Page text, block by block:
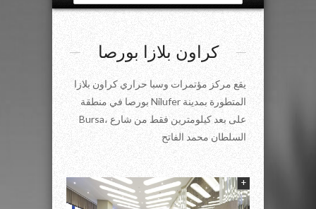
كراون بلازا بورصا
يقع مركز مؤتمرات وسبا حراري كراون بلازا
بورصا في منطقة Nilufer المتطورة بمدينة
Bursa، على بعد كيلومترين فقط من شارع
السلطان محمد الفاتح
+